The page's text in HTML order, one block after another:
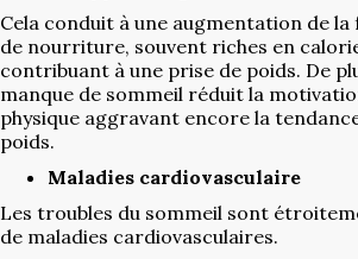
Cela conduit à une augmentation de la
de nourriture, souvent riches en
contribuant à une prise de poids. De
manque de sommeil réduit la
physique aggravant encore la
poids.
Maladies cardiovasculaire
Les troubles du sommeil sont
de maladies cardiovasculaires.